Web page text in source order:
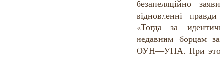
безапеляційно
відновленні
«Тогда за
недавним борцам
ОУН—УПА. При этом